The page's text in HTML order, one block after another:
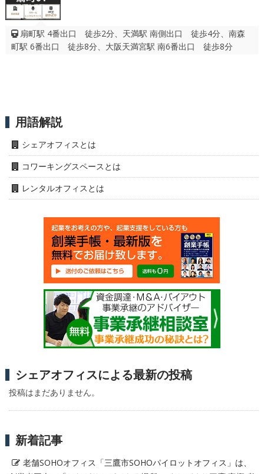
扇町駅 4番出口 徒歩2分、天満駅 南側出口 徒歩4分、南森
町駅 6番出口 徒歩8分、大阪天満宮駅 南6番出口 徒歩8分
用語解説
シェアオフィスとは
コワーキングスペースとは
レンタルオフィスとは
シェアオフィスによる最新の投稿
投稿はまだありません。
新着記事
老舗SOHOオフィス「三鷹市SOHOパイロットオフィス」は、